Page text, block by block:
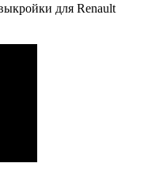
для Renault